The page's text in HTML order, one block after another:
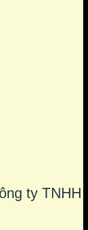
ty TNHH